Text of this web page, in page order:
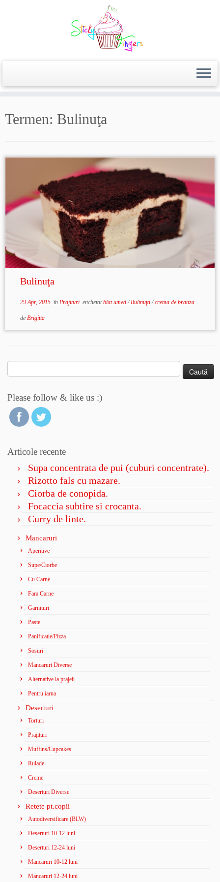
Termen: Bulinuţa
Bulinuţa
29 Apr, 2015în Prajituri etichetatblat umed/Bulinuţa/crema de branza
de Brigitta
după:
Please follow & like us :)
Articole recente
Supa concentrata de pui (cuburi concentrate).
Rizotto fals cu mazare.
Ciorba de conopida.
Focaccia subtire si crocanta.
Curry de linte.
Mancaruri
Aperitive
Supe/Ciorbe
Cu Carne
Fara Carne
Garnituri
Paste
Panificatie/Pizza
Sosuri
Mancaruri Diverse
Alternative la prajeli
Pentru iarna
Deserturi
Torturi
Prajituri
Muffins/Cupcakes
Rulade
Creme
Deserturi Diverse
Retete pt.copii
Autodiversificare (BLW)
Deserturi 10-12 luni
Deserturi 12-24 luni
Mancaruri 10-12 luni
Mancaruri 12-24 luni